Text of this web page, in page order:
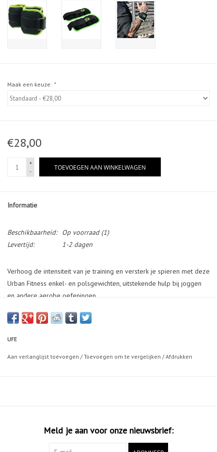
Maak een keuze: *
€28,00
+
-
TOEVOEGEN AAN WINKELWAGEN
Informatie
Beschikbaarheid: Op voorraad(1)
Levertijd:
1-2 dagen
Verhoog de intensiteit van je training en versterk je spieren met deze
Urban Fitness enkel- en polsgewichten, uitstekende hulp bij joggen
en andere aerobe oefeningen.
Set van twee gewichten met eenvoudig te gebruiken
Ideaal om de intensiteit van je training te verhogen.
UFE
Aan verlanglijst toevoegen /Toevoegen om te vergelijken /Afdrukken
Meld je aan voor onze nieuwsbrief: